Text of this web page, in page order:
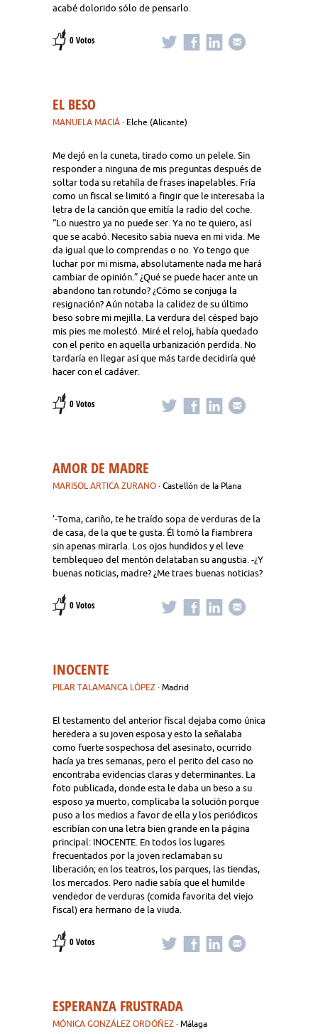
acabé dolorido sólo de pensarlo.
0 Votos
EL BESO
MANUELA MACIÁ · Elche (Alicante)
Me dejó en la cuneta, tirado como un pelele. Sin
responder a ninguna de mis preguntas después de
soltar toda su retahíla de frases inapelables. Fría
como un fiscal se limitó a fingir que le interesaba la
letra de la canción que emitía la radio del coche.
“Lo nuestro ya no puede ser. Ya no te quiero, así
que se acabó. Necesito sabia nueva en mi vida. Me
da igual que lo comprendas o no. Yo tengo que
luchar por mi misma, absolutamente nada me hará
cambiar de opinión.” ¿Qué se puede hacer ante un
abandono tan rotundo? ¿Cómo se conjuga la
resignación? Aún notaba la calidez de su último
beso sobre mi mejilla. La verdura del césped bajo
mis pies me molestó. Miré el reloj, había quedado
con el perito en aquella urbanización perdida. No
tardaría en llegar así que más tarde decidiría qué
hacer con el cadáver.
0 Votos
AMOR DE MADRE
MARISOL ARTICA ZURANO · Castellón de la Plana
'-Toma, cariño, te he traído sopa de verduras de la
de casa, de la que te gusta. Él tomó la fiambrera
sin apenas mirarla. Los ojos hundidos y el leve
temblequeo del mentón delataban su angustia. -¿Y
buenas noticias, madre? ¿Me traes buenas noticias?
0 Votos
INOCENTE
PILAR TALAMANCA LÓPEZ · Madrid
El testamento del anterior fiscal dejaba como única
heredera a su joven esposa y esto la señalaba
como fuerte sospechosa del asesinato, ocurrido
hacía ya tres semanas, pero el perito del caso no
encontraba evidencias claras y determinantes. La
foto publicada, donde esta le daba un beso a su
esposo ya muerto, complicaba la solución porque
puso a los medios a favor de ella y los periódicos
escribían con una letra bien grande en la página
principal: INOCENTE. En todos los lugares
frecuentados por la joven reclamaban su
liberación; en los teatros, los parques, las tiendas,
los mercados. Pero nadie sabía que el humilde
vendedor de verduras (comida favorita del viejo
fiscal) era hermano de la viuda.
0 Votos
ESPERANZA FRUSTRADA
MÓNICA GONZÁLEZ ORDÓÑEZ · Málaga